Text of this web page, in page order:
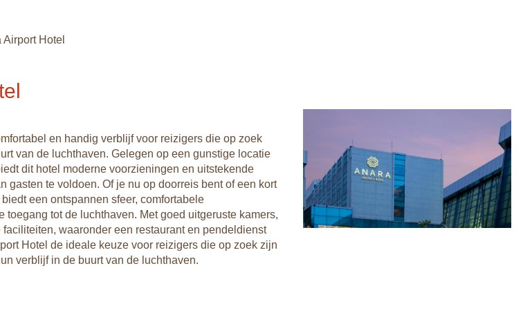
Airport Hotel
en handig verblijf voor reizigers die op zoek
van de luchthaven. Gelegen op een gunstige locatie
dit hotel moderne voorzieningen en uitstekende
gasten te voldoen. Of je nu op doorreis bent of een kort
een ontspannen sfeer, comfortabele
toegang tot de luchthaven. Met goed uitgeruste kamers,
waaronder een restaurant en pendeldienst
Hotel de ideale keuze voor reizigers die op zoek zijn
verblijf in de buurt van de luchthaven.